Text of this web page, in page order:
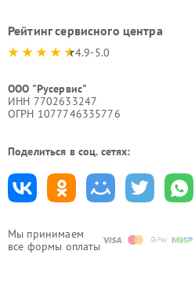
Мы принимаем
все формы оплаты
Рейтинг сервисного центра
4.9-5.0
ООО "Русервис"
ИНН 7702633247
ОГРН 1077746335776
Поделиться в соц. сетях: